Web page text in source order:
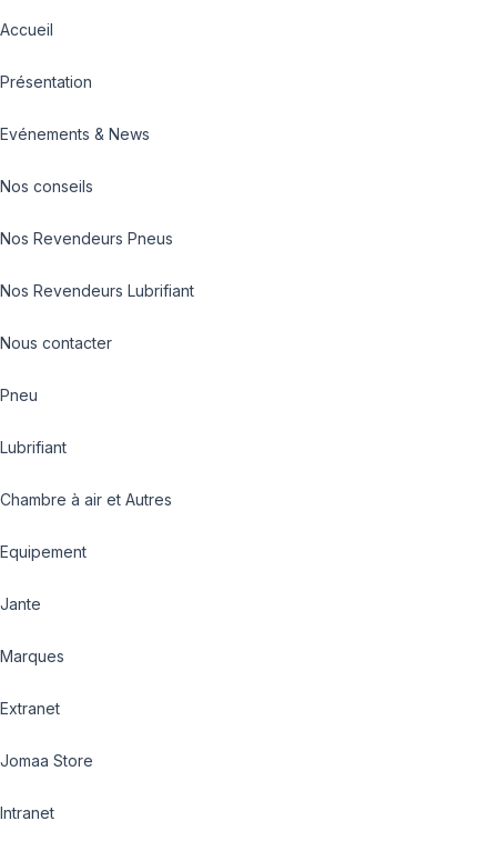
Accueil
Présentation
Evénements & News
Nos conseils
Nos Revendeurs Pneus
Nos Revendeurs Lubrifiant
Nous contacter
Pneu
Lubrifiant
Chambre à air et Autres
Equipement
Jante
Marques
Extranet
Jomaa Store
Intranet